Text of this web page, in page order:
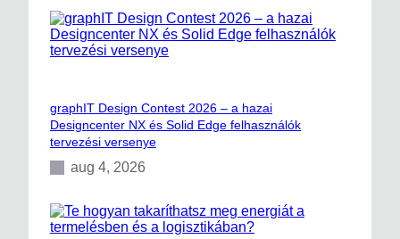
graphIT Design Contest 2026 – a hazai
Designcenter NX és Solid Edge felhasználók
tervezési versenye
aug 4, 2026